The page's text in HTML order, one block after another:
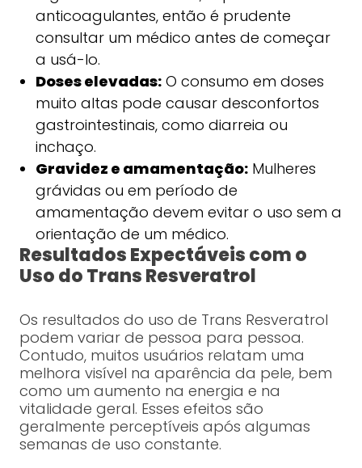
anticoagulantes, então é prudente
consultar um médico antes de começar
a usá-lo.
Doses elevadas:O consumo em doses
muito altas pode causar desconfortos
gastrointestinais, como diarreia ou
inchaço.
Gravidez e amamentação:Mulheres
grávidas ou em período de
amamentação devem evitar o uso sem a
orientação de um médico.
Resultados Expectáveis com o
Uso do Trans Resveratrol
Os resultados do uso de Trans Resveratrol
podem variar de pessoa para pessoa.
Contudo, muitos usuários relatam uma
melhora visível na aparência da pele, bem
como um aumento na energia e na
vitalidade geral. Esses efeitos são
geralmente perceptíveis após algumas
semanas de uso constante.